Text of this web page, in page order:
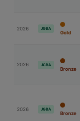
2026 JGBA
Gold
2026 JGBA
Bronze
2026 JGBA
Bronze